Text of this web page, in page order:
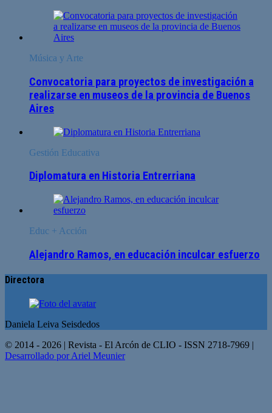
Música y Arte
Convocatoria para proyectos de investigación a
realizarse en museos de la provincia de Buenos
Aires
Gestión Educativa
Diplomatura en Historia Entrerriana
Educ + Acción
Alejandro Ramos, en educación inculcar esfuerzo
Directora
Daniela Leiva Seisdedos
© 2014 - 2026 | Revista - El Arcón de CLIO - ISSN 2718-7969 |
Desarrollado por Ariel Meunier